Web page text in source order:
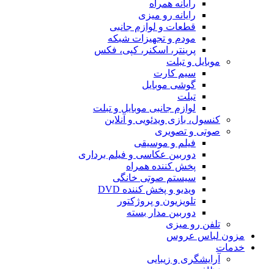
رایانه همراه
رایانه رو میزی
قطعات و لوازم جانبی
مودم و تجهیزات شبکه
پرینتر، اسکنر، کپی، فکس
موبایل و تبلت
سیم کارت
گوشی موبایل
تبلت
لوازم جانبی موبایل و تبلت
کنسول، بازی‌ ویدئویی و آنلاین
صوتی و تصویری
فیلم و موسیقی
دوربین عکاسی و فیلم برداری
پخش کننده همراه
سیستم صوتی خانگی
ویدیو و پخش کننده DVD
تلویزیون و پروژکتور
دوربین مدار بسته
تلفن رو میزی
مزون لباس عروس
خدمات
آرایشگری و زیبایی